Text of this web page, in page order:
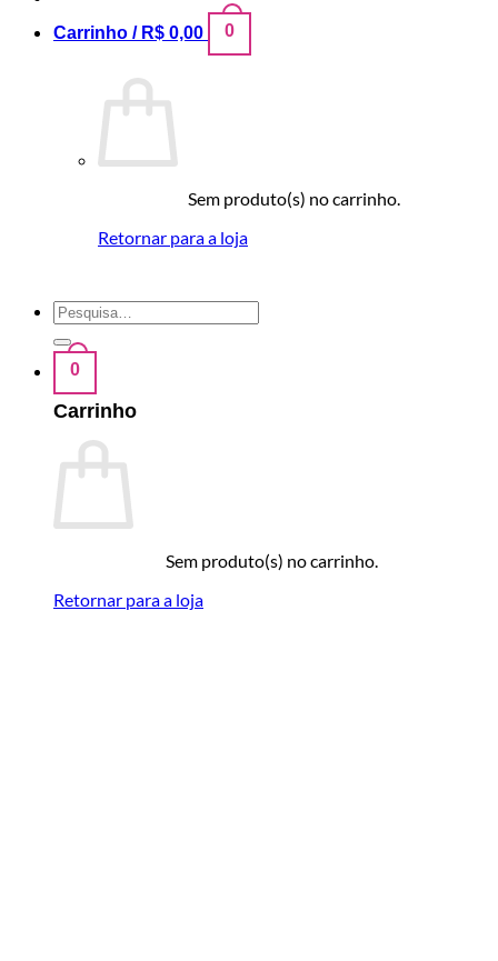
Carrinho / R$ 0,00 0
Sem produto(s) no carrinho.
Retornar para a loja
Pesquisar
por:
0
Carrinho
Sem produto(s) no carrinho.
Retornar para a loja